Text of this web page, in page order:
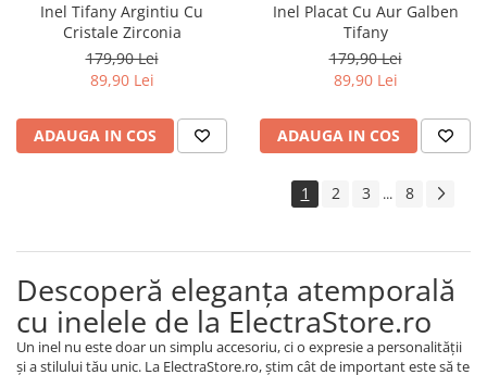
Inel Tifany Argintiu Cu
Cristale Zirconia
179,90 Lei
89,90 Lei
ADAUGA IN COS
Inel Placat Cu Aur Galben
Tifany
179,90 Lei
89,90 Lei
ADAUGA IN COS
1 2 3 ... 8
Descoperă eleganța atemporală
cu inelele de la ElectraStore.ro
Un inel nu este doar un simplu accesoriu, ci o expresie a personalității
și a stilului tău unic. La ElectraStore.ro, știm cât de important este să te